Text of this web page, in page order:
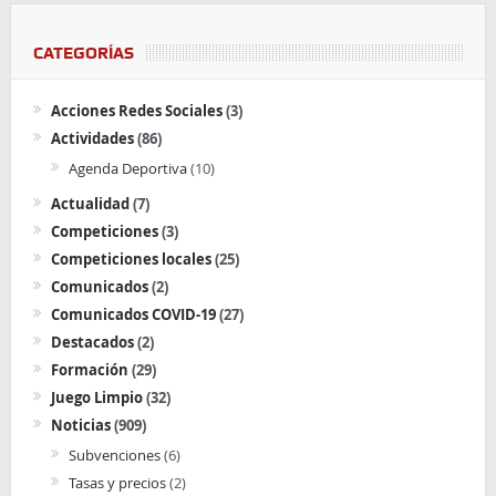
CATEGORÍAS
Acciones Redes Sociales(3)
Actividades(86)
Agenda Deportiva(10)
Actualidad(7)
Competiciones(3)
Competiciones locales(25)
Comunicados(2)
Comunicados COVID-19(27)
Destacados(2)
Formación (29)
Juego Limpio(32)
Noticias(909)
Subvenciones(6)
Tasas y precios(2)